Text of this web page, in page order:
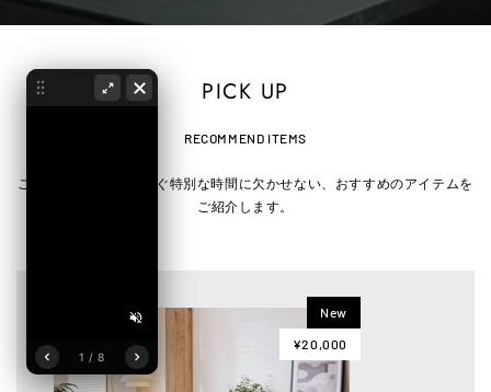
1 / 8
PICK UP
RECOMMEND ITEMS
ごろ寝ソファでくつろぐ特別な時間に欠かせない、おすすめのアイテムを
ご紹介します。
New
¥20,000